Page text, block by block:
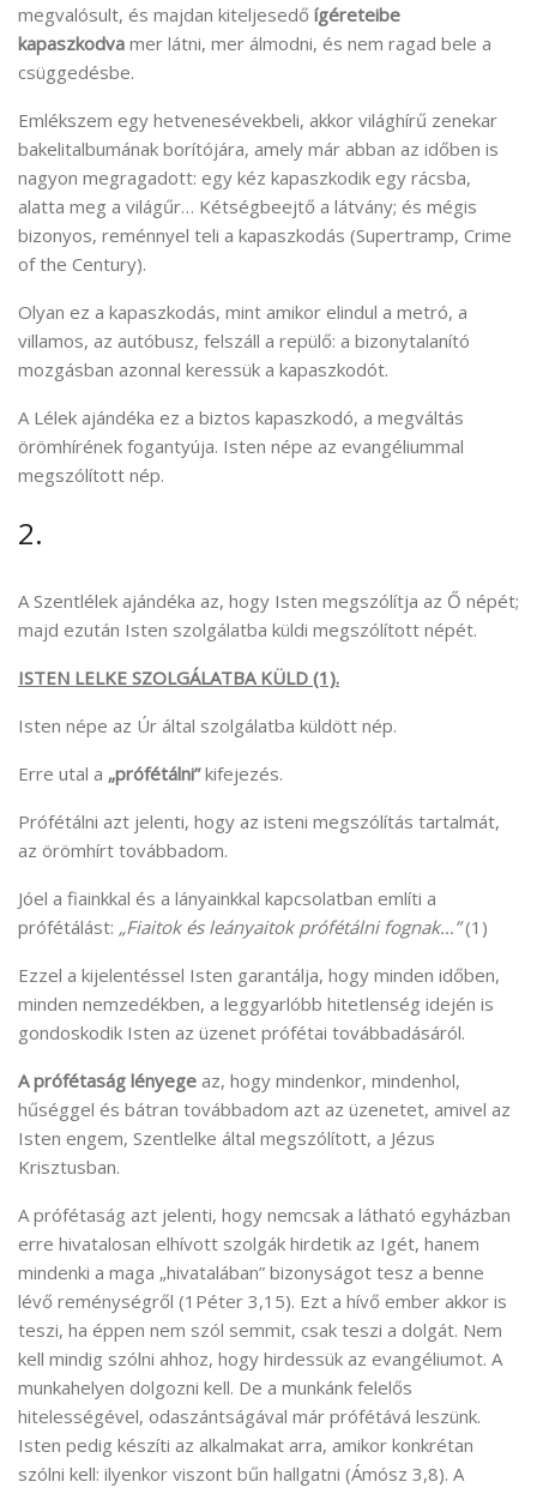
megvalósult, és majdan kiteljesedő ígéreteibe
kapaszkodva mer látni, mer álmodni, és nem ragad bele a
csüggedésbe.
Emlékszem egy hetvenesévekbeli, akkor világhírű zenekar
bakelitalbumának borítójára, amely már abban az időben is
nagyon megragadott: egy kéz kapaszkodik egy rácsba,
alatta meg a világűr… Kétségbeejtő a látvány; és mégis
bizonyos, reménnyel teli a kapaszkodás (Supertramp, Crime
of the Century).
Olyan ez a kapaszkodás, mint amikor elindul a metró, a
villamos, az autóbusz, felszáll a repülő: a bizonytalanító
mozgásban azonnal keressük a kapaszkodót.
A Lélek ajándéka ez a biztos kapaszkodó, a megváltás
örömhírének fogantyúja. Isten népe az evangéliummal
megszólított nép.
2.
A Szentlélek ajándéka az, hogy Isten megszólítja az Ő népét;
majd ezután Isten szolgálatba küldi megszólított népét.
ISTEN LELKE SZOLGÁLATBA KÜLD (1).
Isten népe az Úr által szolgálatba küldött nép.
Erre utal a „prófétálni”kifejezés.
Prófétálni azt jelenti, hogy az isteni megszólítás tartalmát,
az örömhírt továbbadom.
Jóel a fiainkkal és a lányainkkal kapcsolatban említi a
prófétálást: „Fiaitok és leányaitok prófétálni fognak…”(1)
Ezzel a kijelentéssel Isten garantálja, hogy minden időben,
minden nemzedékben, a leggyarlóbb hitetlenség idején is
gondoskodik Isten az üzenet prófétai továbbadásáról.
A prófétaság lényege az, hogy mindenkor, mindenhol,
hűséggel és bátran továbbadom azt az üzenetet, amivel az
Isten engem, Szentlelke által megszólított, a Jézus
Krisztusban.
A prófétaság azt jelenti, hogy nemcsak a látható egyházban
erre hivatalosan elhívott szolgák hirdetik az Igét, hanem
mindenki a maga „hivatalában” bizonyságot tesz a benne
lévő reménységről (1Péter 3,15). Ezt a hívő ember akkor is
teszi, ha éppen nem szól semmit, csak teszi a dolgát. Nem
kell mindig szólni ahhoz, hogy hirdessük az evangéliumot. A
munkahelyen dolgozni kell. De a munkánk felelős
hitelességével, odaszántságával már prófétává leszünk.
Isten pedig készíti az alkalmakat arra, amikor konkrétan
szólni kell: ilyenkor viszont bűn hallgatni (Ámósz 3,8). A